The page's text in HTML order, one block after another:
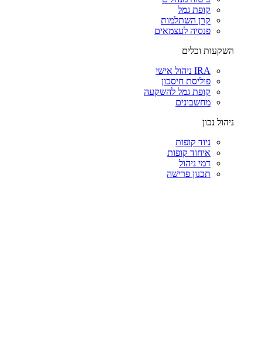
קופת גמל
קרן השתלמות
פנסיה לעצמאים
השקעות וכלים
IRA ניהול אישי
פוליסת חיסכון
קופת גמל להשקעה
מחשבונים
ניהול נכון
ניוד קופות
איחוד קופות
דמי ניהול
תכנון פרישה